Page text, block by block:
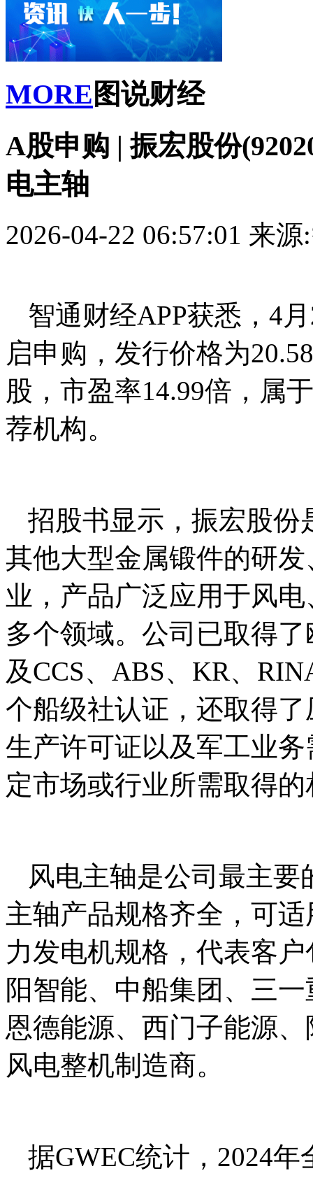
MORE 图说财经
A股申购 | 振宏股份
电主轴
2026-04-22 06:57:01 来源
智通财经APP获悉，4
启申购，发行价格为
股，市盈率14.99倍，属
荐机构。
招股书显示，振宏股份
其他大型金属锻件的研
业，产品广泛应用于风
多个领域。公司已取得
及CCS、ABS、KR、
个船级社认证，还取得
生产许可证以及军工业
定市场或行业所需取得
风电主轴是公司最主
主轴产品规格齐全，可
力发电机规格，代表客
阳智能、中船集团、三
恩德能源、西门子能源
风电整机制造商。
据GWEC统计，2024